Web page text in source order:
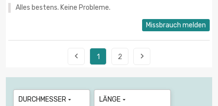
Alles bestens. Keine Probleme.
Missbrauch melden
 1 2 
DURCHMESSER  LÄNGE 